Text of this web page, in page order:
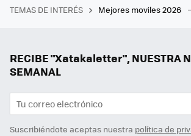
TEMAS DE INTERÉS Mejores moviles 2026
RECIBE "Xatakaletter", NUESTRA
SEMANAL
Suscribiéndote aceptas nuestra política de